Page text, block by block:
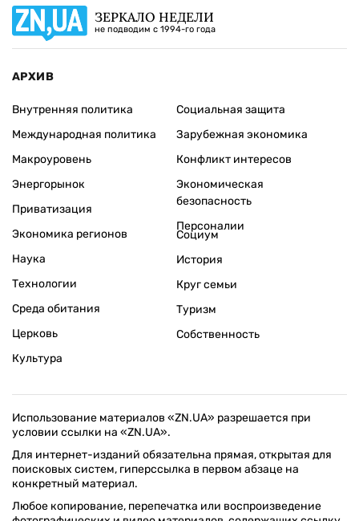
ЗЕРКАЛО НЕДЕЛИ
не подводим с 1994-го года
АРХИВ
Внутренняя политика
Международная политика
Макроуровень
Энергорынок
Приватизация
Экономика регионов
Социальная защита
Зарубежная экономика
Конфликт интересов
Экономическая
безопасность
Персоналии
Наука
Технологии
Среда обитания
Церковь
Культура
Социум
История
Круг семьи
Туризм
Собственность
Использование материалов «ZN.UA» разрешается при
условии ссылки на «ZN.UA».
Для интернет-изданий обязательна прямая, открытая для
поисковых систем, гиперссылка в первом абзаце на
конкретный материал.
Любое копирование, перепечатка или воспроизведение